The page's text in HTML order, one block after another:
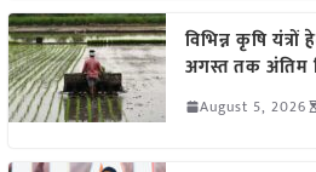
विभिन्न कृषि
अगस्त तक अंतिम
August 5, 2026